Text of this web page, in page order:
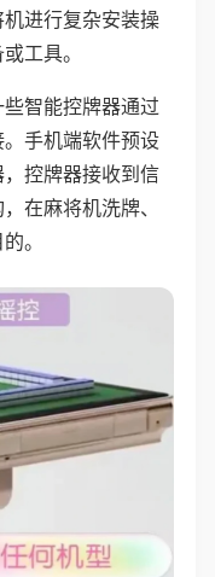
进行复杂安装操
工具。
智能控牌器通过
手机端软件预设
控牌器接收到信
在麻将机洗牌、
。